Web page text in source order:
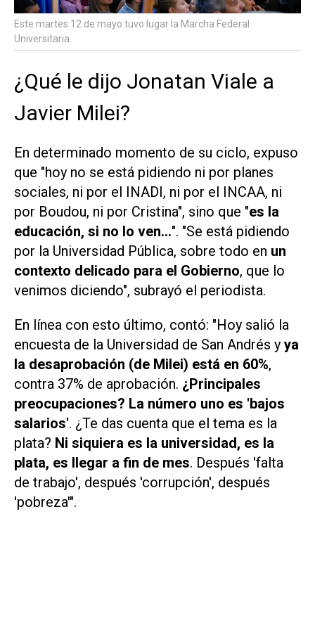
Este martes 12 de mayo tuvo lugar la Marcha Federal
Universitaria.
¿Qué le dijo Jonatan Viale a
Javier Milei?
En determinado momento de su ciclo, expuso
que "hoy no se está pidiendo ni por planes
sociales, ni por el INADI, ni por el INCAA, ni
por Boudou, ni por Cristina", sino que "es la
educación, si no lo ven...". "Se está pidiendo
por la Universidad Pública, sobre todo en un
contexto delicado para el Gobierno, que lo
venimos diciendo", subrayó el periodista.
En línea con esto último, contó: "Hoy salió la
encuesta de la Universidad de San Andrés y ya
la desaprobación (de Milei) está en 60%,
contra 37% de aprobación. ¿Principales
preocupaciones? La número uno es 'bajos
salarios'. ¿Te das cuenta que el tema es la
plata? Ni siquiera es la universidad, es la
plata, es llegar a fin de mes. Después 'falta
de trabajo', después 'corrupción', después
'pobreza'".